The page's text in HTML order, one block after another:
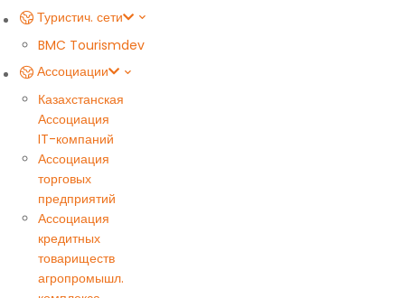
Туристич. сети
BMC Tourismdev
Ассоциации
Казахстанская
Ассоциация
IT-компаний
Ассоциация
торговых
предприятий
Ассоциация
кредитных
товариществ
агропромышл.